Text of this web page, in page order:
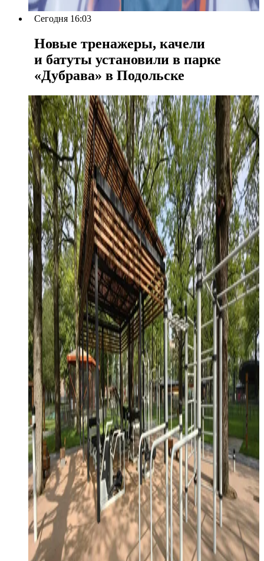
Сегодня 16:03
Новые тренажеры, качели
и батуты установили в парке
«Дубрава» в Подольске